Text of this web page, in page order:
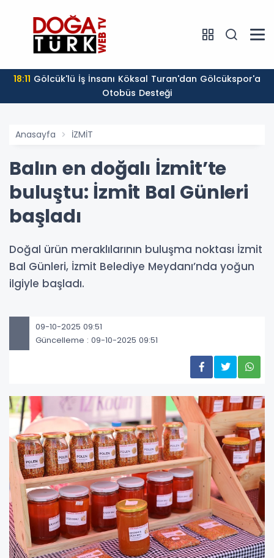
18:11
Otobüs Desteği
Anasayfa İZMİT
Balın en doğalı İzmit’te
buluştu: İzmit Bal Günleri
başladı
Doğal ürün meraklılarının buluşma noktası İzmit
Bal Günleri, İzmit Belediye Meydanı’nda yoğun
ilgiyle başladı.
09-10-2025 09:51
Güncelleme : 09-10-2025 09:51